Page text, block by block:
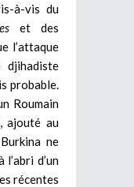
à-vis du
et des
l’attaque
djihadiste
probable.
Roumain
ajouté au
ne
d’un
récentes